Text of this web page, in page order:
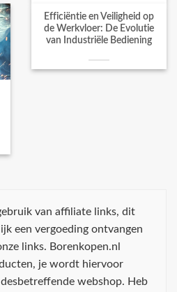
Efficiëntie en Veiligheid op
de Werkvloer: De Evolutie
van Industriële Bediening
van affiliate links, dit
een vergoeding ontvangen
links. Borenkopen.nl
je wordt hiervoor
webshop. Heb